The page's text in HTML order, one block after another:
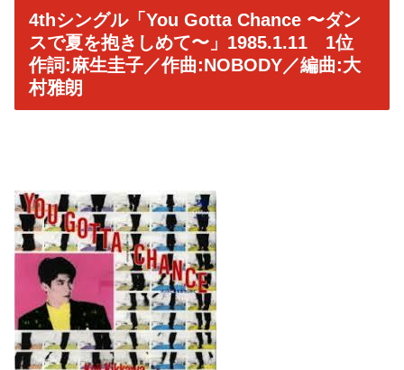
4thシングル「You Gotta Chance 〜ダン
スで夏を抱きしめて〜」1985.1.11 1位
作詞:麻生圭子／作曲:NOBODY／編曲:大
村雅朗